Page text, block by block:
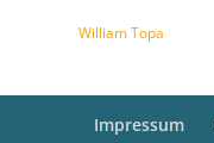
William Topa
Impressum